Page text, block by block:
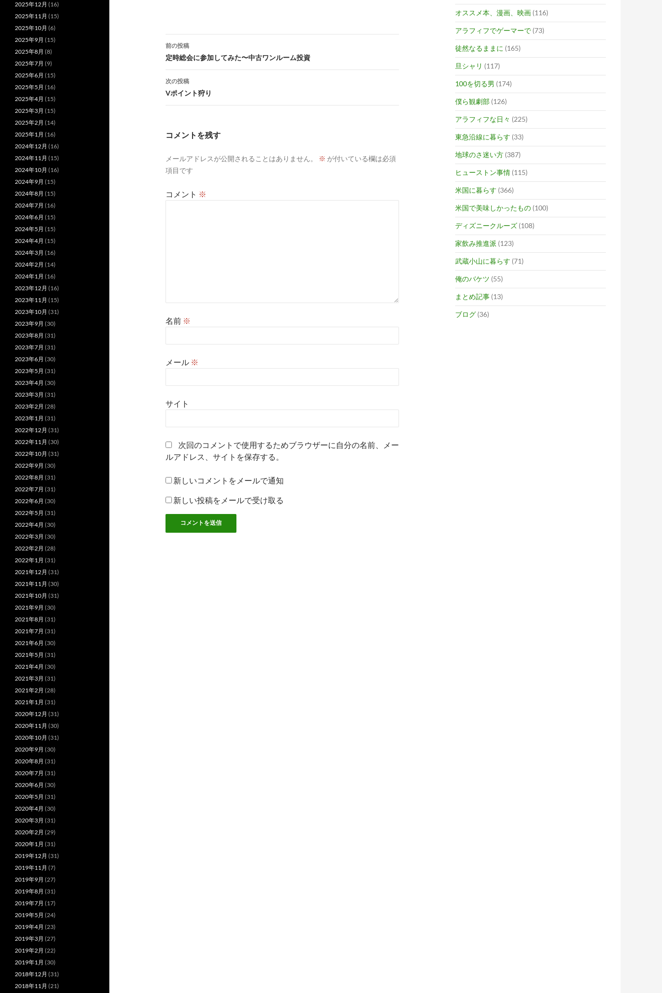
投
稿
ナ
ビ
ゲ
ョ
前の投稿
定時総会に参加してみた〜中古ワンルーム投資
次の投稿
Vポイント狩り
コメントを残す
メールアドレスが公開されることはありません。 ※ が付いている欄は必須
項目です
コメント ※
名前 ※
メール ※
サイト
次回のコメントで使用するためブラウザーに自分の名前、メー
ルアドレス、サイトを保存する。
新しいコメントをメールで通知
新しい投稿をメールで受け取る
オススメ本、漫画、映画 (116)
アラフィフでゲーマーで (73)
徒然なるままに (165)
旦シャリ (117)
100を切る男 (174)
僕ら観劇部 (126)
アラフィフな日々 (225)
東急沿線に暮らす (33)
地球のさ迷い方 (387)
ヒューストン事情 (115)
米国に暮らす (366)
米国で美味しかったもの (100)
ディズニークルーズ (108)
家飲み推進派 (123)
武蔵小山に暮らす (71)
俺のバケツ (55)
まとめ記事 (13)
ブログ (36)
2025年12月 (16)
2025年11月 (15)
2025年10月 (6)
2025年9月 (15)
2025年8月 (8)
2025年7月 (9)
2025年6月 (15)
2025年5月 (16)
2025年4月 (15)
2025年3月 (15)
2025年2月 (14)
2025年1月 (16)
2024年12月 (16)
2024年11月 (15)
2024年10月 (16)
2024年9月 (15)
2024年8月 (15)
2024年7月 (16)
2024年6月 (15)
2024年5月 (15)
2024年4月 (15)
2024年3月 (16)
2024年2月 (14)
2024年1月 (16)
2023年12月 (16)
2023年11月 (15)
2023年10月 (31)
2023年9月 (30)
2023年8月 (31)
2023年7月 (31)
2023年6月 (30)
2023年5月 (31)
2023年4月 (30)
2023年3月 (31)
2023年2月 (28)
2023年1月 (31)
2022年12月 (31)
2022年11月 (30)
2022年10月 (31)
2022年9月 (30)
2022年8月 (31)
2022年7月 (31)
2022年6月 (30)
2022年5月 (31)
2022年4月 (30)
2022年3月 (30)
2022年2月 (28)
2022年1月 (31)
2021年12月 (31)
2021年11月 (30)
2021年10月 (31)
2021年9月 (30)
2021年8月 (31)
2021年7月 (31)
2021年6月 (30)
2021年5月 (31)
2021年4月 (30)
2021年3月 (31)
2021年2月 (28)
2021年1月 (31)
2020年12月 (31)
2020年11月 (30)
2020年10月 (31)
2020年9月 (30)
2020年8月 (31)
2020年7月 (31)
2020年6月 (30)
2020年5月 (31)
2020年4月 (30)
2020年3月 (31)
2020年2月 (29)
2020年1月 (31)
2019年12月 (31)
2019年11月 (7)
2019年9月 (27)
2019年8月 (31)
2019年7月 (17)
2019年5月 (24)
2019年4月 (23)
2019年3月 (27)
2019年2月 (22)
2019年1月 (30)
2018年12月 (31)
2018年11月 (21)